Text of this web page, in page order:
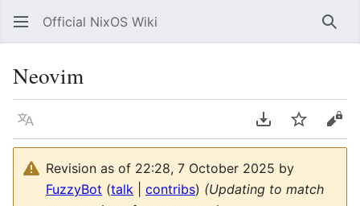
Official NixOS Wiki
Neovim
Language Download PDF
Watch
Revision as of 22:28, 7 October 2025 by
FuzzyBot (talk contribs) (Updating to match